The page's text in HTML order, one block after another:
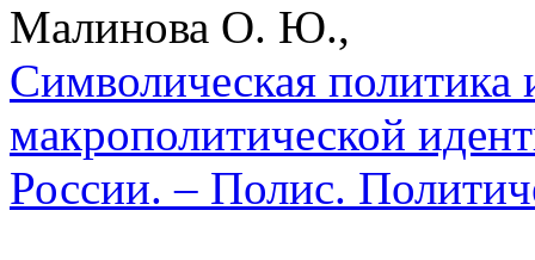
Малинова О. Ю.,
Символическая политика
макрополитической
России. – Полис.